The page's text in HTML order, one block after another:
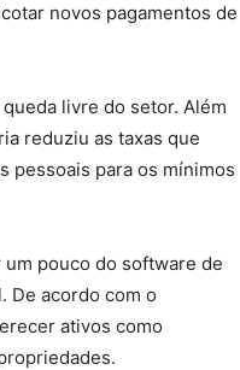
novos pagamentos de
livre do setor. Além
reduziu as taxas que
pessoais para os mínimos
pouco do software de
De acordo com o
ativos como